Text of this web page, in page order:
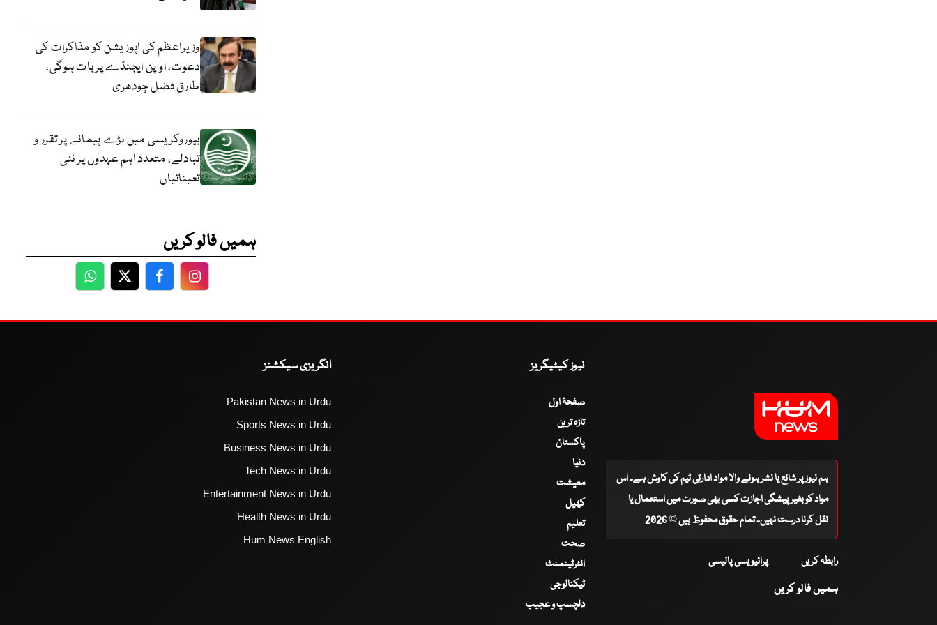
وزیراعظم کی اپوزیشن کو مذاکرات کی
دعوت، اوپن ایجنڈے پر بات ہوگی،
طارق فضل چودھری
بیوروکریسی میں بڑے پیمانے پر تقرر و
تبادلے، متعدد اہم عہدوں پر نئی
تعیناتیاں
ہمیں فالو کریں
WhatsApp
TwitterFacebookFacebook
ہم نیوز پر شائع یا نشر ہونے والا مواد ادارتی ٹیم کی کاوش ہے۔ اس
مواد کو بغیر پیشگی اجازت کسی بھی صورت میں استعمال یا
نقل کرنا درست نہیں۔ تمام حقوق محفوظ ہیں © 2026
رابطہ کریں پرائیویسی پالیسی
ہمیں فالو کریں
نیوز کیٹیگریز
صفحۂ اول
تازہ ترین
پاکستان
دنیا
معیشت
کھیل
تعلیم
صحت
انٹرٹینمنٹ
ٹیکنالوجی
دلچسپ و عجیب
انگریزی سیکشنز
Pakistan News in Urdu
Sports News in Urdu
Business News in Urdu
Tech News in Urdu
Entertainment News in Urdu
Health News in Urdu
Hum News English